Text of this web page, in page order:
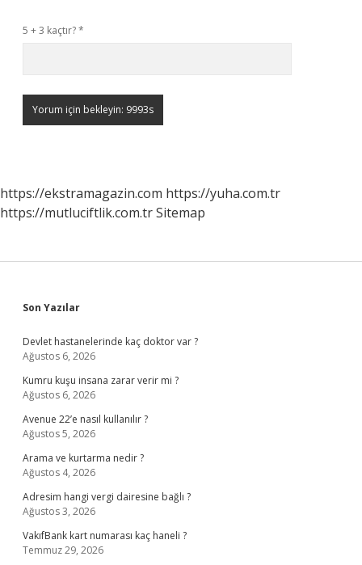
5 + 3 kaçtır?*
https://ekstramagazin.com https://yuha.com.tr
https://mutluciftlik.com.trSitemap
Sidebar
Son Yazılar
Devlet hastanelerinde kaç doktor var ?
Ağustos 6, 2026
Kumru kuşu insana zarar verir mi ?
Ağustos 6, 2026
Avenue 22’e nasıl kullanılır ?
Ağustos 5, 2026
Arama ve kurtarma nedir ?
Ağustos 4, 2026
Adresim hangi vergi dairesine bağlı ?
Ağustos 3, 2026
VakıfBank kart numarası kaç haneli ?
Temmuz 29, 2026